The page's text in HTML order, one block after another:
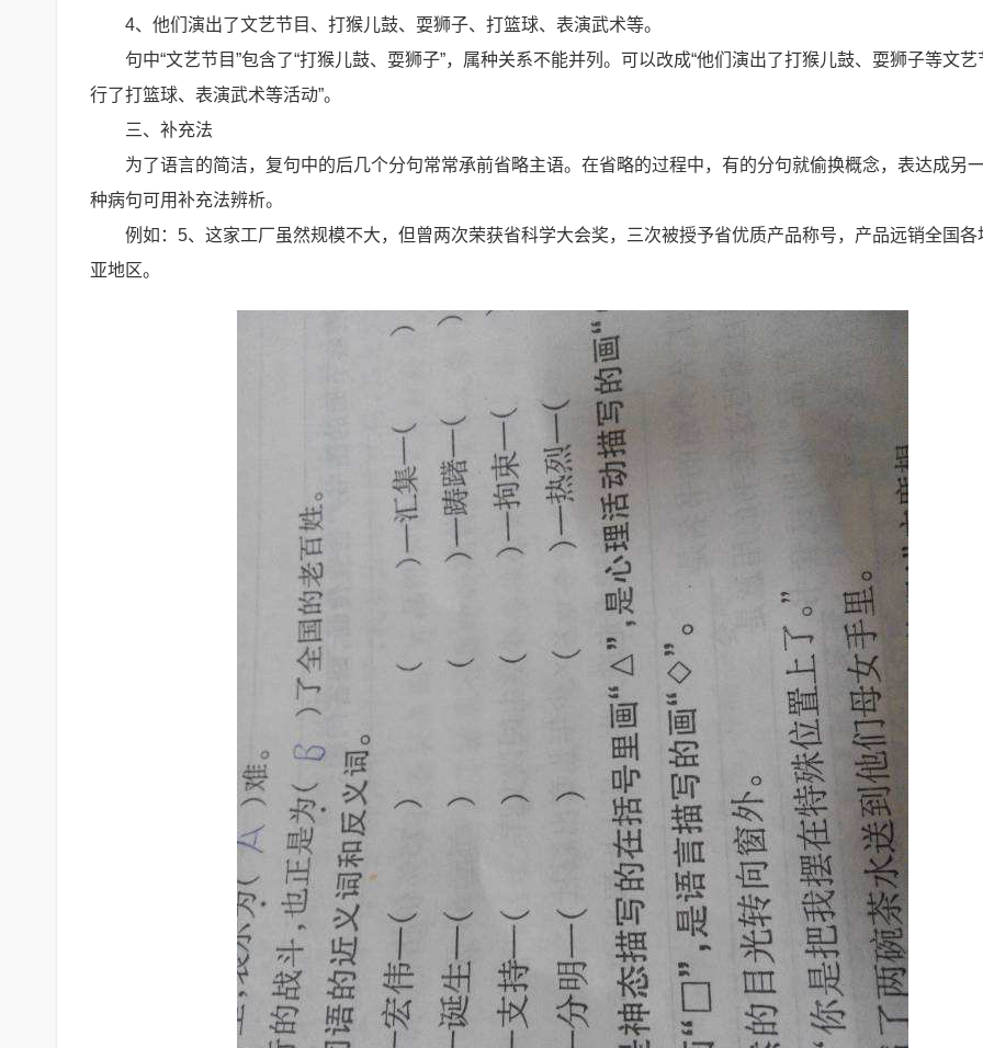
4、他们演出了文艺节目、打猴儿鼓、耍狮子、打篮球、表演武术等。
句中“文艺节目”包含了“打猴儿鼓、耍狮子”，属种关系不能并列。可以改成“他们演出了打猴儿鼓、耍狮子等文
行了打篮球、表演武术等活动”。
三、补充法
为了语言的简洁，复句中的后几个分句常常承前省略主语。在省略的过程中，有的分句就偷换概念，表达成另
种病句可用补充法辨析。
例如：5、这家工厂虽然规模不大，但曾两次荣获省科学大会奖，三次被授予省优质产品称号，产品远销全国各
亚地区。